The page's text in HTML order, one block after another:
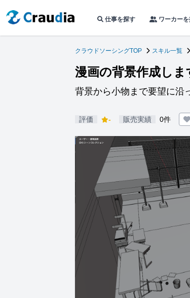
仕事を探す ワーカー
クラウドソーシングTOP スキル一覧
漫画の背景作成しま
背景から小物まで要望に沿
評価 - 販売実績 0件